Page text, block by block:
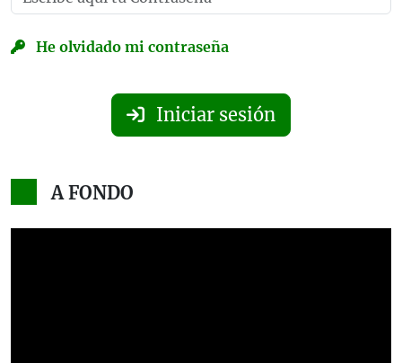
He olvidado mi contraseña
Iniciar sesión
A FONDO